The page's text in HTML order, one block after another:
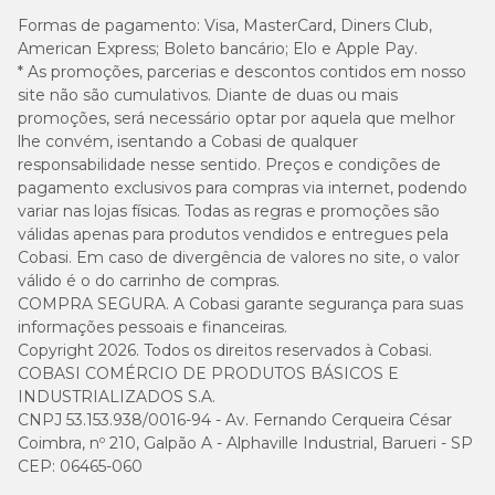
regular da pelagem, ajudando a remover sujeiras e odores
sem alterar o equilíbrio natural da pele.
Já oshampoo dermatológicocostuma ser indicado por
veterinários em casos de problemas de pele, como
dermatites, infecções ou alergias, pois contém ativos
específicos para auxiliar no tratamento.
Banho a seco substitui o banho tradicional?
O banho a seco pode ajudar na manutenção da higiene
entre os banhos convencionais, especialmente em dias
frios ou quando não é possível molhar o animal.
No entanto,não substitui completamente o banho
com água e shampoo, que é responsável pela limpeza
mais profunda da pele e da pelagem.
Pode dar banho em cachorro com detergente?
Formas de pagamento: Visa, MasterCard, Diners Club,
American Express; Boleto bancário; Elo e Apple Pay.
* As promoções, parcerias e descontos contidos em nosso
site não são cumulativos. Diante de duas ou mais
promoções, será necessário optar por aquela que melhor
lhe convém, isentando a Cobasi de qualquer
responsabilidade nesse sentido. Preços e condições de
pagamento exclusivos para compras via internet, podendo
variar nas lojas físicas. Todas as regras e promoções são
válidas apenas para produtos vendidos e entregues pela
Cobasi. Em caso de divergência de valores no site, o valor
válido é o do carrinho de compras.
COMPRA SEGURA. A Cobasi garante segurança para suas
informações pessoais e financeiras.
Copyright 2026. Todos os direitos reservados à Cobasi.
COBASI COMÉRCIO DE PRODUTOS BÁSICOS E
INDUSTRIALIZADOS S.A.
CNPJ 53.153.938/0016-94 - Av. Fernando Cerqueira César
Coimbra, nº 210, Galpão A - Alphaville Industrial, Barueri - SP
CEP: 06465-060